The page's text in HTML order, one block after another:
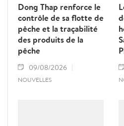
Dong Thap renforce le
contrôle de sa flotte de
pêche et la traçabilité
des produits de la
pêche
09/08/2026
NOUVELLES